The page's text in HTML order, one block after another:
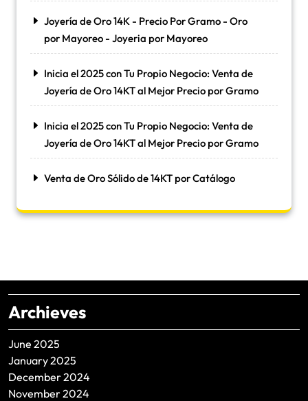
Joyería de Oro 14K - Precio Por Gramo - Oro
por Mayoreo - Joyeria por Mayoreo
Inicia el 2025 con Tu Propio Negocio: Venta de
Joyería de Oro 14KT al Mejor Precio por Gramo
Inicia el 2025 con Tu Propio Negocio: Venta de
Joyería de Oro 14KT al Mejor Precio por Gramo
Venta de Oro Sólido de 14KT por Catálogo
Archieves
June 2025
January 2025
December 2024
November 2024